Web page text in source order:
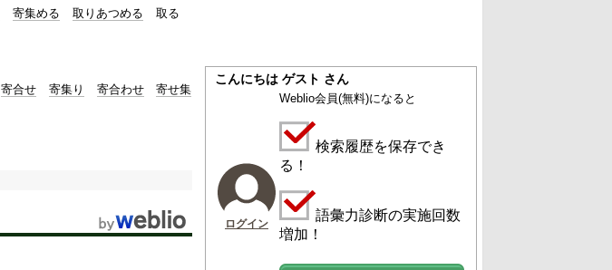
寄集める 取りあつめる
取る
寄合せ 寄集り 寄合わせ
寄せ集
こんにちは ゲスト さん
ログイン
Weblio会員(無料)になると
検索履歴を保存でき
る！
語彙力診断の実施回数
増加！